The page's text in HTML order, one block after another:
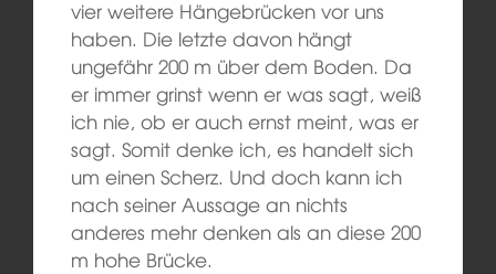
vier weitere Hängebrücken vor uns
haben. Die letzte davon hängt
ungefähr 200 m über dem Boden. Da
er immer grinst wenn er was sagt, weiß
ich nie, ob er auch ernst meint, was er
sagt. Somit denke ich, es handelt sich
um einen Scherz. Und doch kann ich
nach seiner Aussage an nichts
anderes mehr denken als an diese 200
m hohe Brücke.